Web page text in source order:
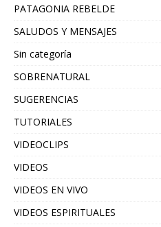
PATAGONIA REBELDE
SALUDOS Y MENSAJES
Sin categoría
SOBRENATURAL
SUGERENCIAS
TUTORIALES
VIDEOCLIPS
VIDEOS
VIDEOS EN VIVO
VIDEOS ESPIRITUALES